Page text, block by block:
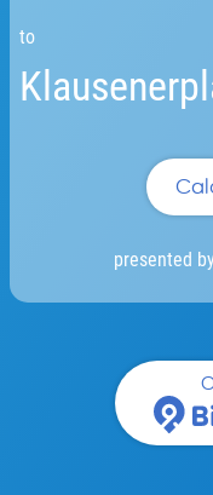
to
presented